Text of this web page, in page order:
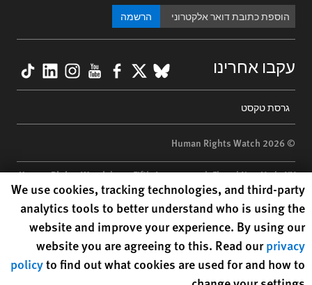
הרשמה
עקבו אחרינו BlueSky
X
Facebook
YouTube
menu
גרסת טקסט
© 2026 Human Rights Watch
Human Rights Watch| 350 Fifth Avenue, 34th Floor | New York,NY
10118-3299USA| t1.212.290.4700
Human Rights Watch is a 501(C)(3) nonprofit registered in the US
under EIN: 13-2875808
Human Rights Watch cookie preferences
We use cookies, tracking technologies, and third-party
analytics tools to better understand who is using the
website and improve your experience. By using our
website you are agreeing to this. Read ourprivacy
policyto find out what cookies are used for and how to